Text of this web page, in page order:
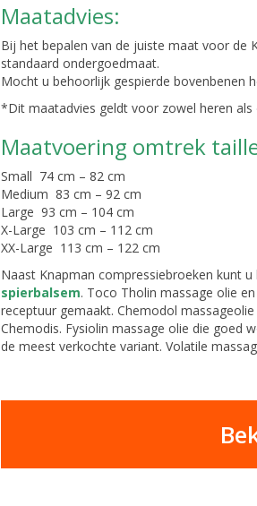
Maatadvies:
Bij het bepalen van de juiste maat voor de
standaard ondergoedmaat.
Mocht u behoorlijk gespierde bovenbenen
*Dit maatadvies geldt voor zowel heren als
Maatvoering omtrek
Small 74 cm – 82 cm
Medium 83 cm – 92 cm
Large 93 cm – 104 cm
X-Large 103 cm – 112 cm
XX-Large 113 cm – 122 cm
Naast Knapman compressiebroeken kunt
spierbalsem. Toco Tholin massage olie
receptuur gemaakt. Chemodol
Chemodis. Fysiolin massage olie die goed
de meest verkochte variant. Volatile